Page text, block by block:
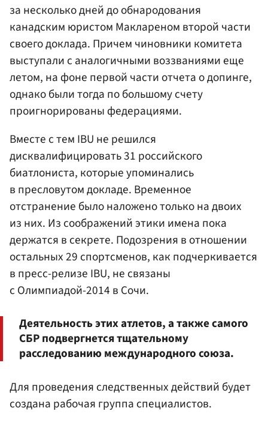
за несколько дней до обнародования
канадским юристом Маклареном второй части
своего доклада. Причем чиновники комитета
выступали с аналогичными воззваниями еще
летом, на фоне первой части отчета о допинге,
однако были тогда по большому счету
проигнорированы федерациями.
Вместе с тем IBU не решился
дисквалифицировать 31 российского
биатлониста, которые упоминались
в пресловутом докладе. Временное
отстранение было наложено только на двоих
из них. Из соображений этики имена пока
держатся в секрете. Подозрения в отношении
остальных 29 спортсменов, как подчеркивается
в пресс-релизе IBU, не связаны
с Олимпиадой-2014 в Сочи.
Деятельность этих атлетов, а также самого
СБР подвергнется тщательному
расследованию международного союза.
Для проведения следственных действий будет
создана рабочая группа специалистов.